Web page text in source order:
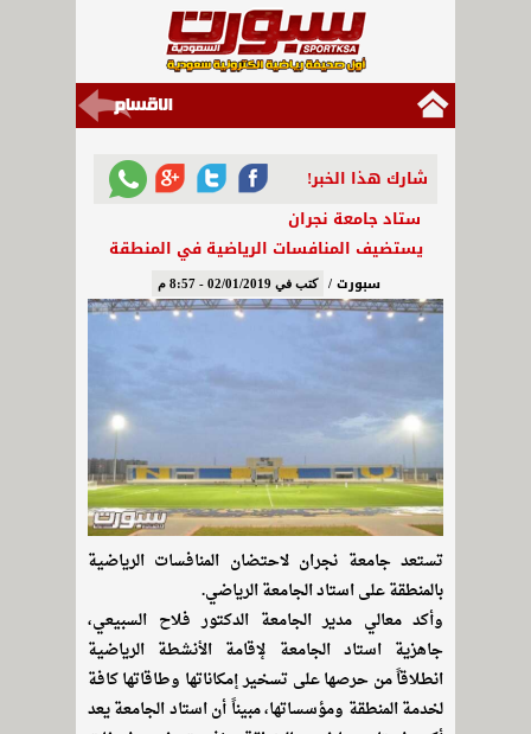
شارك هذا الخبر!
ستاد جامعة نجران
يستضيف المنافسات الرياضية في المنطقة
سبورت / كتب في 02/01/2019 - 8:57 م
تستعد جامعة نجران لاحتضان المنافسات الرياضية
بالمنطقة على استاد الجامعة الرياضي.
وأكد معالي مدير الجامعة الدكتور فلاح السبيعي،
جاهزية استاد الجامعة لإقامة الأنشطة الرياضية
انطلاقاً من حرصها على تسخير إمكاناتها وطاقاتها كافة
لخدمة المنطقة ومؤسساتها، مبيناً أن استاد الجامعة يعد